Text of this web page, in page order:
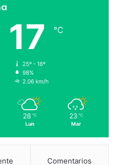
17 ℃
25º - 16º
98%
2.06 km/h
28 ℃
Lun
23 ℃
Mar
Comentarios